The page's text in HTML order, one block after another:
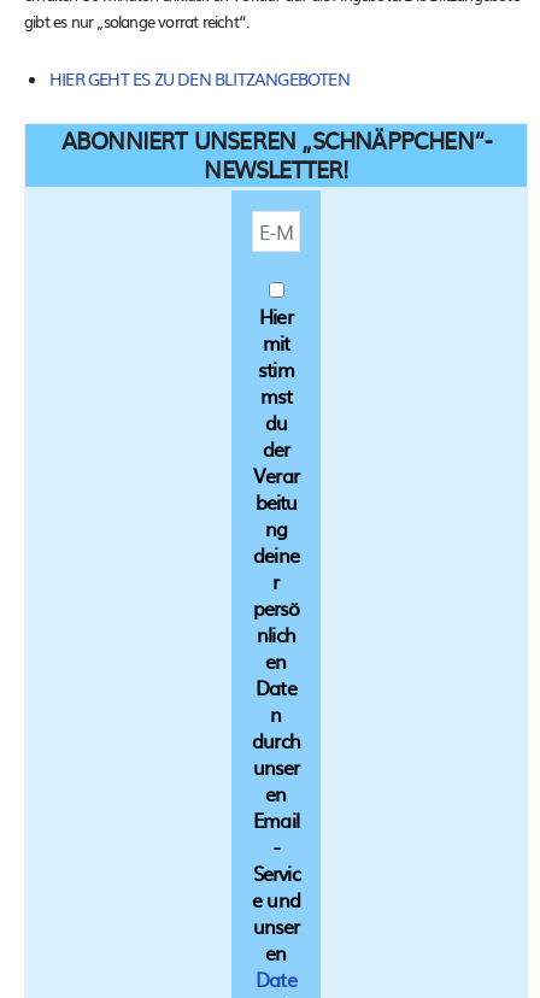
gibt es nur „solange vorrat reicht“.
HIER GEHT ES ZU DEN BLITZANGEBOTEN
ABONNIERT UNSEREN „SCHNÄPPCHEN“-
NEWSLETTER!
Hier
mit
stim
mst
du
der
Verar
beitu
ng
deine
r
persö
nlich
en
Date
n
durch
unser
en
Email
-
Servic
e und
unser
en
Date